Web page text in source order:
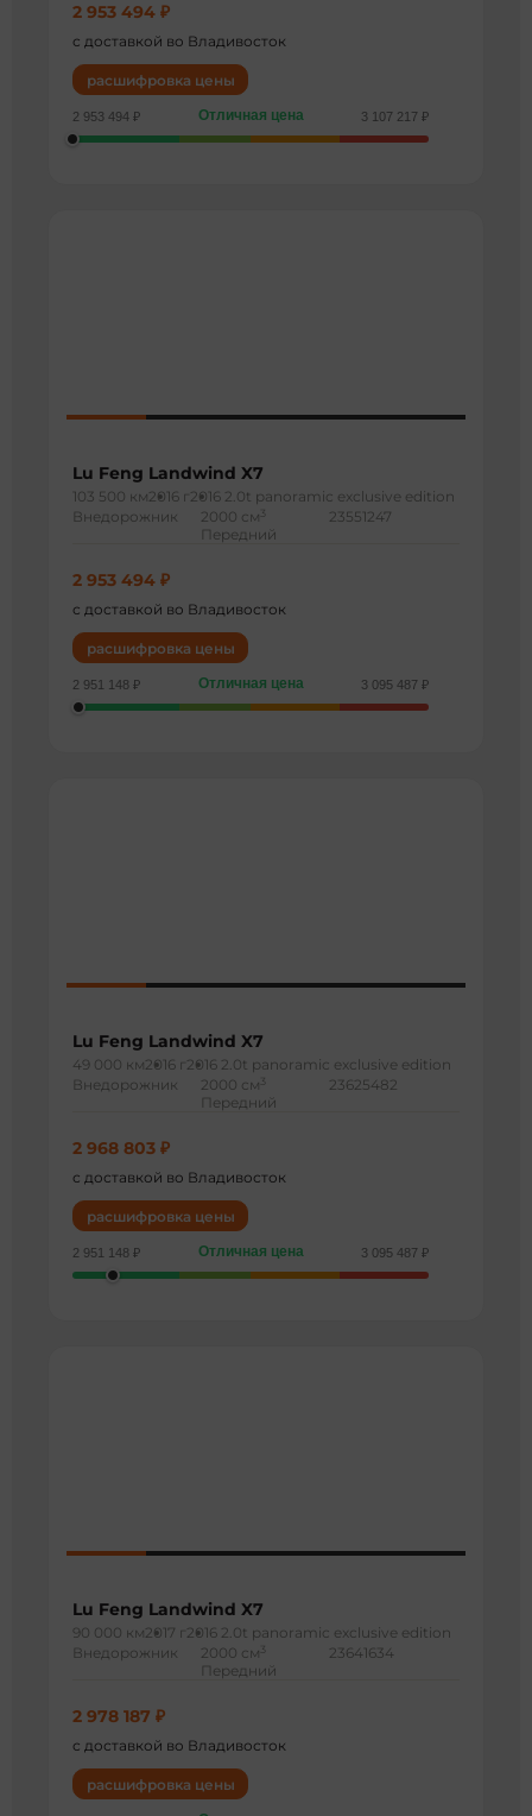
2 953 494 ₽
с доставкой во Владивосток
расшифровка цены
2 953 494 ₽ Отличная цена 3 107 217 ₽
Lu Feng Landwind X7
103 500 км2016 г 2016 2.0t panoramic exclusive edition
Внедорожник
2000 см 3
Передний
23551247
2 953 494 ₽
с доставкой во Владивосток
расшифровка цены
2 951 148 ₽ Отличная цена 3 095 487 ₽
Lu Feng Landwind X7
49 000 км2016 г 2016 2.0t panoramic exclusive edition
Внедорожник
2000 см 3
Передний
23625482
2 968 803 ₽
с доставкой во Владивосток
расшифровка цены
2 951 148 ₽ Отличная цена 3 095 487 ₽
Lu Feng Landwind X7
90 000 км2017 г 2016 2.0t panoramic exclusive edition
Внедорожник
2000 см 3
Передний
23641634
2 978 187 ₽
с доставкой во Владивосток
расшифровка цены